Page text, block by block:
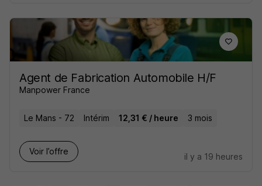
Agent de Fabrication Automobile H/F
Manpower France
Le Mans - 72 Intérim 12,31 € / heure 3 mois
Voir l’offre
il y a 19 heures